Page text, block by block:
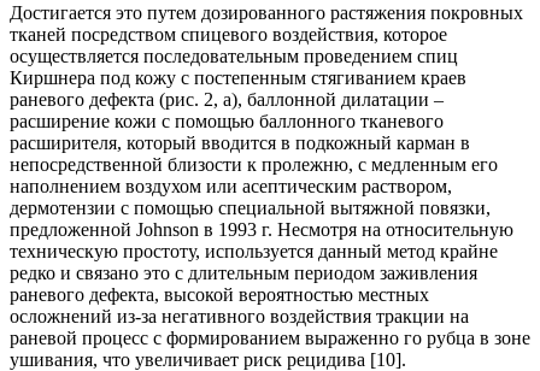
Достигается это путем дозированного растяжения покровных
тканей посредством спицевого воздействия, которое
осуществляется последовательным проведением спиц
Киршнера под кожу с постепенным стягиванием краев
раневого дефекта (рис. 2, а), баллонной дилатации –
расширение кожи с помощью баллонного тканевого
расширителя, который вводится в подкожный карман в
непосредственной близости к пролежню, с медленным его
наполнением воздухом или асептическим раствором,
дермотензии с помощью специальной вытяжной повязки,
предложенной Johnson в 1993 г. Несмотря на относительную
техническую простоту, используется данный метод крайне
редко и связано это с длительным периодом заживления
раневого дефекта, высокой вероятностью местных
осложнений из-за негативного воздействия тракции на
раневой процесс с формированием выраженно го рубца в зоне
ушивания, что увеличивает риск рецидива [10].